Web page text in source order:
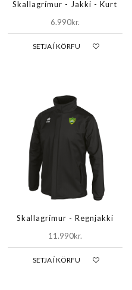
Skallagrímur - Jakki - Kurt
6.990kr.
SETJA Í KÖRFU
Skallagrímur - Regnjakki
11.990kr.
SETJA Í KÖRFU